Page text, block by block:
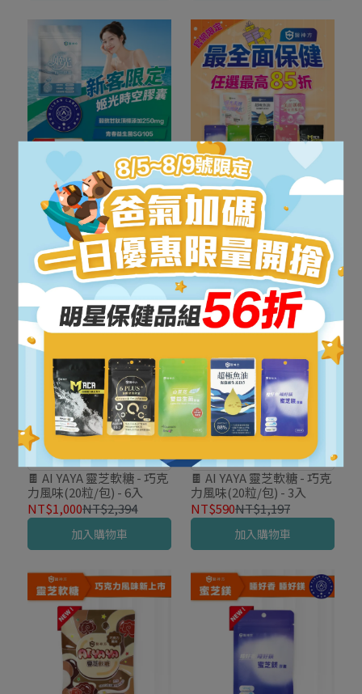
🚚結帳輸入優惠碼
「NEW26」免運！
【新客體驗】日本專利姬
光時空膠囊 (30粒/包)
★98%穀胱甘肽-1入
NT$599NT$1,480
加入購物車
任選2件9折、3件88折、4件
最高85折
【熱門保健品自由選】缺
什麼補什麼，最高85折！
NT$199~ NT$990
加入購物車
4折多入組
🍫 AI YAYA 靈芝軟糖 - 巧克
力風味(20粒/包) - 6入
NT$1,000NT$2,394
加入購物車
5折多入組
🍫 AI YAYA 靈芝軟糖 - 巧克
力風味(20粒/包) - 3入
NT$590NT$1,197
加入購物車